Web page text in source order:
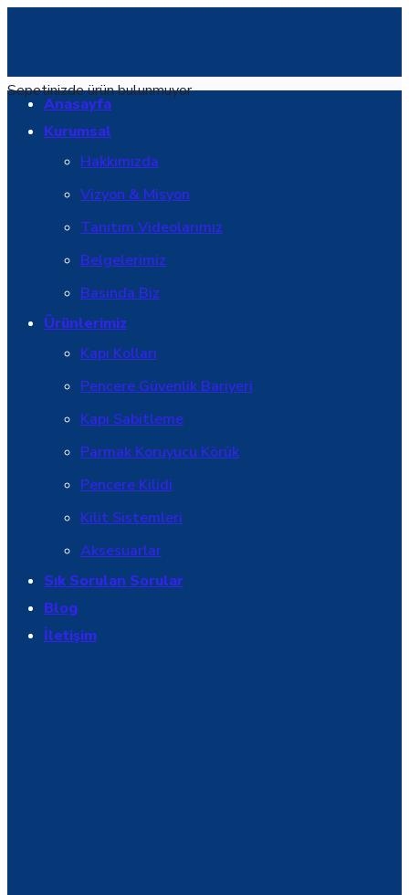
Sepetinizde ürün bulunmuyor.
Anasayfa
Kurumsal
Hakkımızda
Vizyon & Misyon
Tanıtım Videolarımız
Belgelerimiz
Basında Biz
Ürünlerimiz
Kapı Kolları
Pencere Güvenlik Bariyeri
Kapı Sabitleme
Parmak Koruyucu Körük
Pencere Kilidi
Kilit Sistemleri
Aksesuarlar
Sık Sorulan Sorular
Blog
İletişim